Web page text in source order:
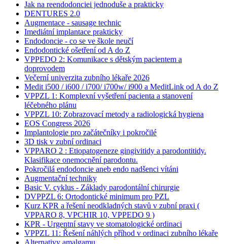
Jak na reendodonciei jednoduše a prakticky
DENTURES 2.0
Augmentace - sausage technic
Imediátní implantace prakticky
Endodoncie - co se ve škole neučí
Endodontické ošetření od A do Z
VPPEDO 2: Komunikace s dětským pacientem a
doprovodem
Večerní univerzita zubního lékaře 2026
Medit i500 / i600 / i700/ i700w/ i900 a MeditLink od A do Z
VPPZL 1: Komplexní vyšetření pacienta a stanovení
léčebného plánu
VPPZL 10: Zobrazovací metody a radiologická hygiena
EOS Congress 2026
Implantologie pro začátečníky i pokročilé
3D tisk v zubní ordinaci
VPPARO 2 : Etiopatogeneze gingivitidy a parodontitidy.
Klasifikace onemocnění parodontu.
Pokročilá endodoncie aneb endo nadšenci vítáni
Augmentační techniky
Basic V. cyklus - Základy parodontální chirurgie
DVPPZL 6: Ortodontické minimum pro PZL
Kurz KPR a řešení neodkladných stavů v zubní praxi (
VPPARO 8, VPCHIR 10, VPPEDO 9 )
KPR - Urgentní stavy ve stomatologické ordinaci
VPPZL 11: Řešení náhlých příhod v ordinaci zubního lékaře
Alternativy amalgamu